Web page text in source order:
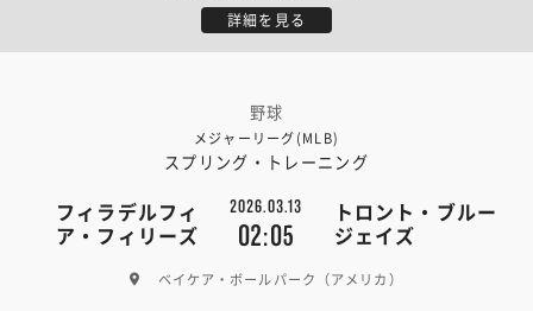
詳細を見る
野球
メジャーリーグ(MLB)
スプリング・トレーニング
フィラデルフィ
ア・フィリーズ
2026.03.13
02:05
トロント・ブルー
ジェイズ
ベイケア・ボールパーク（アメリカ）